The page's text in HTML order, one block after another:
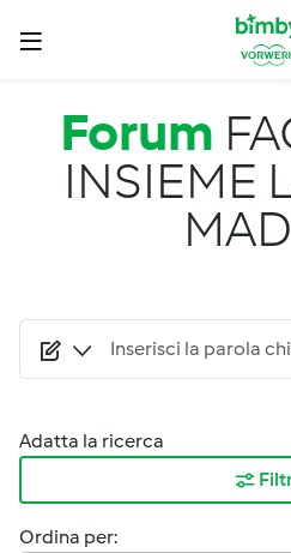
Salta al contenuto principale
Forum
INSIEME
Adatta la ricerca
Ordina per: